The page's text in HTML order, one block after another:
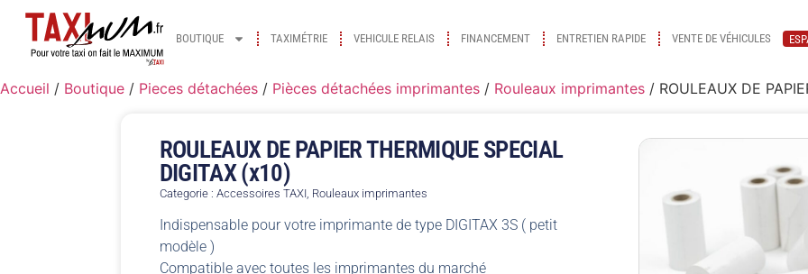
BOUTIQUE TAXIMÉTRIE VEHICULE RELAIS FINANCEMENT ENTRETIEN RAPIDE VENTE DE VÉHICULES
Accueil / Boutique / Pieces détachées / Pièces détachées imprimantes / Rouleaux imprimantes / ROULEAUX DE
ROULEAUX DE PAPIER THERMIQUE SPECIAL
DIGITAX (x10)
Categorie : Accessoires TAXI, Rouleaux imprimantes
Indispensable pour votre imprimante de type DIGITAX 3S ( petit
modèle )
Compatible avec toutes les imprimantes du marché